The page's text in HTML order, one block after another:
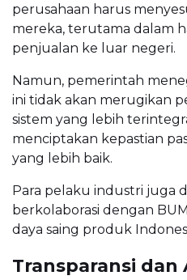
perusahaan harus
mereka, terutama dalam
penjualan ke luar negeri.
Namun, pemerintah
ini tidak akan merugikan
sistem yang lebih
menciptakan kepastian
yang lebih baik.
Para pelaku industri juga
berkolaborasi dengan
daya saing produk
Transparansi